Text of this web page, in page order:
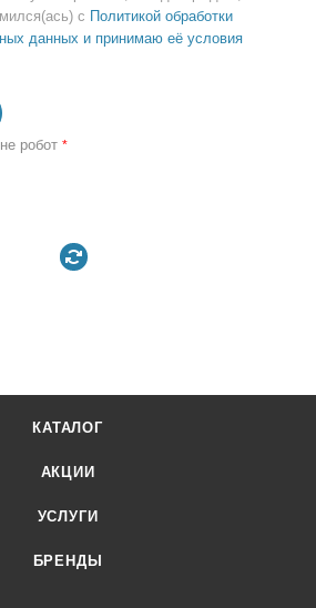
с Политикой обработки
данных и принимаю её условия
робот *
КАТАЛОГ
АКЦИИ
УСЛУГИ
БРЕНДЫ